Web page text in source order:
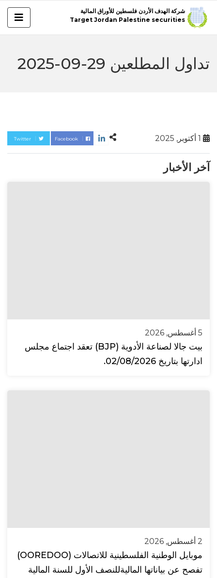
شركة الهدف الأردن فلسطين للأوراق المالية
Target Jordan Palestine securities
تداول المطلعين 29-09-2025
Twitter Facebook
آخر الأخبار
5 أغسطس, 2026
بيت جالا لصناعة الأدوية (BJP) تعقد اجتماع مجلس
ادارتها بتاريخ 02/08/2026.
2 أغسطس, 2026
موبايل الوطنية الفلسطينية للاتصالات (OOREDOO)
تفصح عن بياناتها الماليةللنصف الأول للسنة المالية